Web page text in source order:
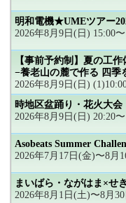
明和電機★UMEツアー
2026年8月9日(日) 15:00
【事前予約制】夏の工
−養老山の麓で作る 四季
2026年8月9日(日)
時地区盆踊り・花火大会
2026年8月9日(日) 20:20〜
Asobeats Summer
2026年7月17日(金)〜8月
まいばら・ながはま×せ
2026年8月1日(土)〜8月